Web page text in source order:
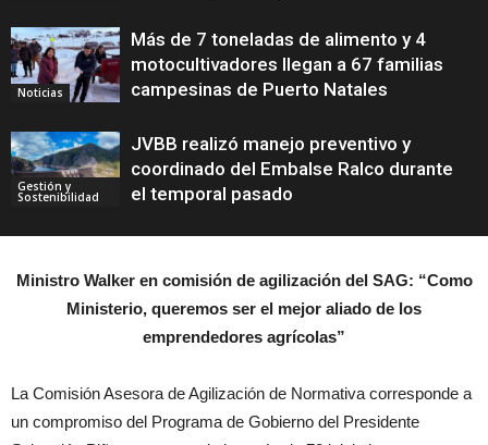
Noticias
Más de 7 toneladas de alimento y 4
motocultivadores llegan a 67 familias
campesinas de Puerto Natales
Gestión y
Sostenibilidad
JVBB realizó manejo preventivo y
coordinado del Embalse Ralco durante
el temporal pasado
Ministro Walker en comisión de agilización del SAG: “Como
Ministerio, queremos ser el mejor aliado de los
emprendedores agrícolas”
La Comisión Asesora de Agilización de Normativa corresponde a
un compromiso del Programa de Gobierno del Presidente